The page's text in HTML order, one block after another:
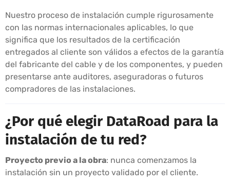
Nuestro proceso de instalación cumple rigurosamente
con las normas internacionales aplicables, lo que
significa que los resultados de la certificación
entregados al cliente son válidos a efectos de la garantía
del fabricante del cable y de los componentes, y pueden
presentarse ante auditores, aseguradoras o futuros
compradores de las instalaciones.
¿Por qué elegir DataRoad para la
instalación de tu red?
Proyecto previo a la obra: nunca comenzamos la
instalación sin un proyecto validado por el cliente.